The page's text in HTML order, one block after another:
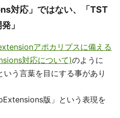
対応」ではない、「TST
」
アポカリプスに備える
対応について)のように
いう言葉を目にする事があり
版」という表現を